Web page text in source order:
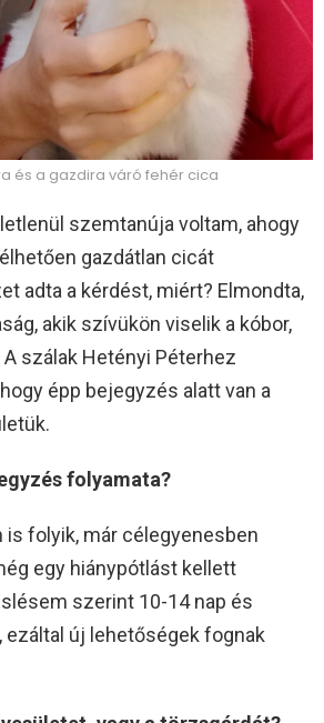
és a gazdira váró fehér cica
szemtanúja voltam, ahogy
gazdátlan cicát
adta a kérdést, miért? Elmondta,
akik szívükön viselik a kóbor,
szálak Hetényi Péterhez
épp bejegyzés alatt van a
folyamata?
is folyik, már célegyenesben
egy hiánypótlást kellett
szerint 10-14 nap és
ezáltal új lehetőségek fognak